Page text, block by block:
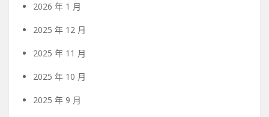
2026 年 1 月
2025 年 12 月
2025 年 11 月
2025 年 10 月
2025 年 9 月